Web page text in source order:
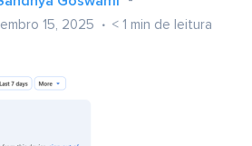
15, 2025 < 1 min de leitura